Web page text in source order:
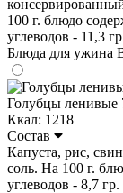
100 г. блюдо
углеводов - 11,3
Блюда для ужина
Голубцы ленивые
Ккал: 1218
Состав
Капуста, рис,
соль. На 100 г.
углеводов - 8,7